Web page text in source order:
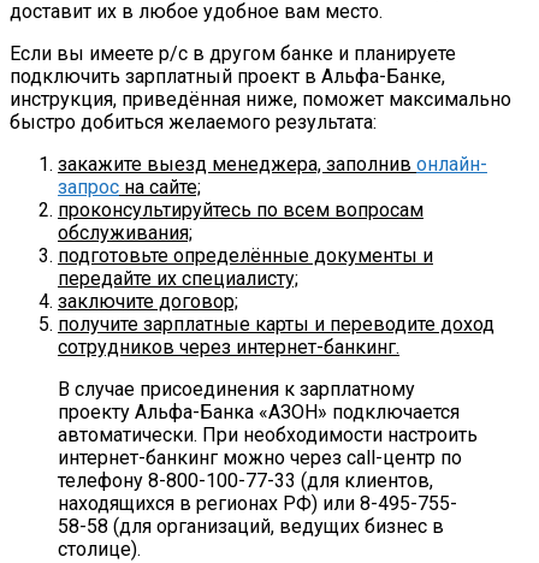
доставит их в любое удобное вам место.
Если вы имеете р/с в другом банке и планируете
подключить зарплатный проект в Альфа-Банке,
инструкция, приведённая ниже, поможет максимально
быстро добиться желаемого результата:
закажите выезд менеджера, заполнив онлайн-
запрос на сайте;
проконсультируйтесь по всем вопросам
обслуживания;
подготовьте определённые документы и
передайте их специалисту;
заключите договор;
получите зарплатные карты и переводите доход
сотрудников через интернет-банкинг.
В случае присоединения к зарплатному
проекту Альфа-Банка «АЗОН» подключается
автоматически. При необходимости настроить
интернет-банкинг можно через call-центр по
телефону 8-800-100-77-33 (для клиентов,
находящихся в регионах РФ) или 8-495-755-
58-58 (для организаций, ведущих бизнес в
столице).